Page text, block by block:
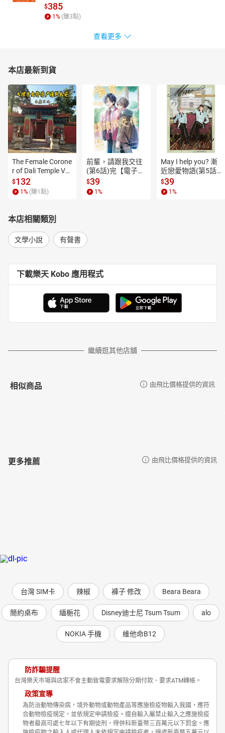
$385
1% (賺3點)
查看更多
本店最新到貨
The Female Corone
r of Dali Temple Vo
l.6【有聲書】
$132
1 % (賺1 點)
前輩，請跟我交往
(第6話)完【電子
書】
$39
1 %
May I help you? 漸
近戀愛物語(第5話)
【電子書】
$39
1 %
本店相關類別
文學小說 有聲書
下載樂天 Kobo 應用程式
繼續逛其他店舖
相似商品 由飛比價格提供的資訊
更多推薦 由飛比價格提供的資訊
台灣 SIM卡 辣椒 褲子 修改 Beara Beara
簡約桌布 緬梔花 Disney迪士尼 Tsum Tsum alo
NOKIA 手機 維他命B12
防詐騙提醒
台灣樂天市場與店家不會主動致電要求解除分期付款、要求ATM轉帳。
政策宣導
為防治動物傳染病，境外動物或動物產品等應施檢疫物輸入我國，應符
合動物檢疫規定，並依規定申請檢疫。擅自輸入屬禁止輸入之應施檢疫
物者最高可處七年以下有期徒刑，得併科新臺幣三百萬元以下罰金。應